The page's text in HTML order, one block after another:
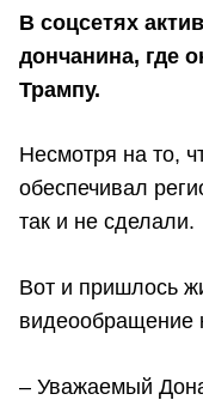
В соцсетях
дончанина, где
Трампу.
Несмотря на то,
обеспечивал
так и не сделали.
Вот и пришлось
видеообращение
– Уважаемый